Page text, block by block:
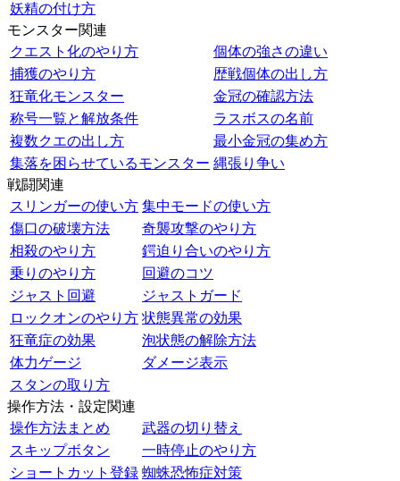
妖精の付け方
モンスター関連
クエスト化のやり方
個体の強さの違い
捕獲のやり方
歴戦個体の出し方
狂竜化モンスター
金冠の確認方法
称号一覧と解放条件
ラスボスの名前
複数クエの出し方
最小金冠の集め方
集落を困らせているモンスター 縄張り争い
戦闘関連
スリンガーの使い方 集中モードの使い方
傷口の破壊方法
奇襲攻撃のやり方
相殺のやり方
鍔迫り合いのやり方
乗りのやり方
回避のコツ
ジャスト回避
ジャストガード
ロックオンのやり方 状態異常の効果
狂竜症の効果
泡状態の解除方法
体力ゲージ
ダメージ表示
スタンの取り方
操作方法・設定関連
操作方法まとめ
武器の切り替え
スキップボタン
一時停止のやり方
ショートカット登録 蜘蛛恐怖症対策